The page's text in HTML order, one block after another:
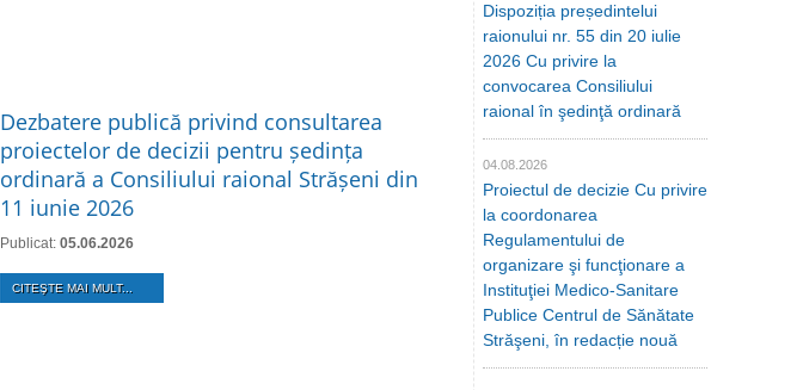
Dezbatere publică privind consultarea
proiectelor de decizii pentru ședința
ordinară a Consiliului raional Strășeni din
11 iunie 2026
Publicat: 05.06.2026
CITEŞTE MAI MULT...
Dispoziția președintelui
raionului nr. 55 din 20 iulie
2026 Cu privire la
convocarea Consiliului
raional în şedinţă ordinară
04.08.2026
Proiectul de decizie Cu privire
la coordonarea
Regulamentului de
organizare şi funcţionare a
Instituţiei Medico-Sanitare
Publice Centrul de Sănătate
Străşeni, în redacție nouă